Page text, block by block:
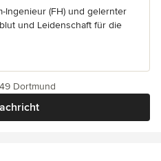
Ingenieur (FH) und gelernter
und Leidenschaft für die
Dortmund